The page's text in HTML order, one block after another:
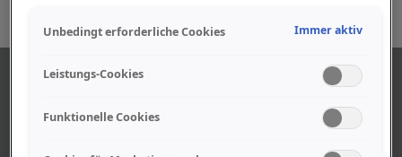
Unbedingt erforderliche Cookies Immer aktiv
Leistungs-Cookies
Funktionelle Cookies